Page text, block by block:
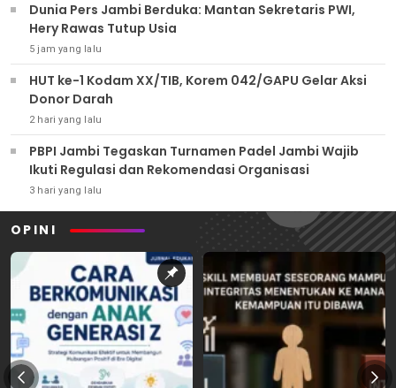
Dunia Pers Jambi Berduka: Mantan Sekretaris PWI,
Hery Rawas Tutup Usia
5 jam yang lalu
HUT ke-1 Kodam XX/TIB, Korem 042/GAPU Gelar Aksi
Donor Darah
2 hari yang lalu
PBPI Jambi Tegaskan Turnamen Padel Jambi Wajib
Ikuti Regulasi dan Rekomendasi Organisasi
3 hari yang lalu
OPINI